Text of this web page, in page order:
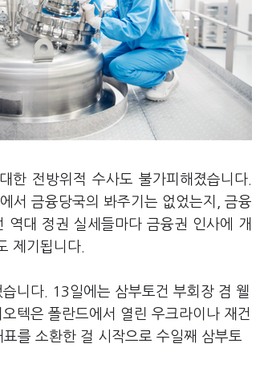
한 전방위적 수사도 불가피해졌습니다.
서 금융당국의 봐주기는 없었는지, 금융
역대 정권 실세들마다 금융권 인사에 개
제기됩니다.
니다. 13일에는 삼부토건 부회장 겸 웰
텍은 폴란드에서 열린 우크라이나 재건
를 소환한 걸 시작으로 수일째 삼부토